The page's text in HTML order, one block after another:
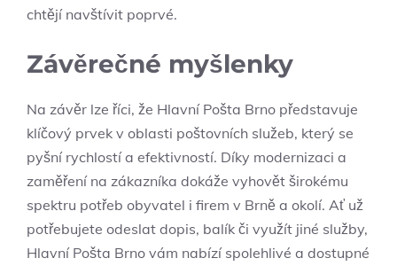
chtějí navštívit poprvé.
Závěrečné myšlenky
Na závěr lze říci, že Hlavní Pošta Brno představuje
klíčový prvek v oblasti poštovních služeb, který se
pyšní rychlostí a efektivností. Díky modernizaci a
zaměření na zákazníka dokáže vyhovět širokému
spektru potřeb obyvatel i firem v Brně a okolí. Ať už
potřebujete odeslat dopis, balík či využít jiné služby,
Hlavní Pošta Brno vám nabízí spolehlivé a dostupné